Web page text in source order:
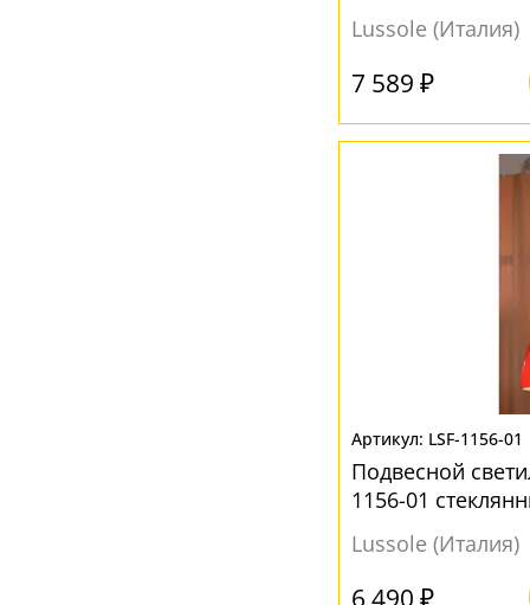
Lussole (Италия)
7 589 ₽
LSF-1156-01
Подвесной
1156-01
Lussole (Италия)
6 490 ₽